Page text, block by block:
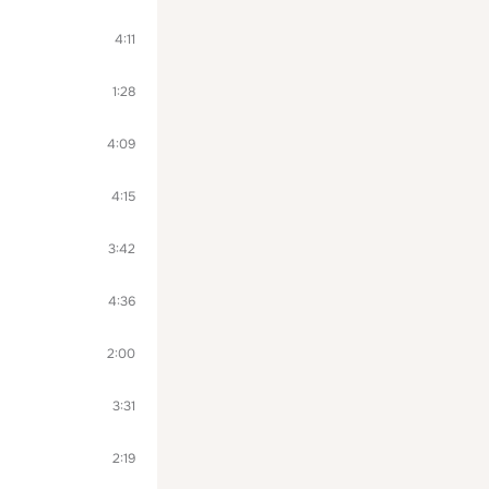
4:11
1:28
4:09
4:15
3:42
4:36
2:00
3:31
2:19